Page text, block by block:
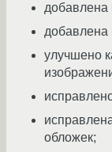
добавлена
добавлена
улучшено
обложек;